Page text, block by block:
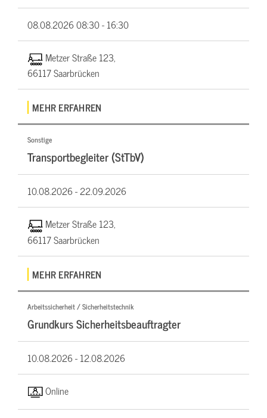
08.08.202608:30 - 16:30
Metzer Straße 123,
66117 Saarbrücken
MEHR ERFAHREN
Sonstige
Transportbegleiter (StTbV)
10.08.2026 -22.09.2026
Metzer Straße 123,
66117 Saarbrücken
MEHR ERFAHREN
Arbeitssicherheit / Sicherheitstechnik
Grundkurs Sicherheitsbeauftragter
10.08.2026 -12.08.2026
Online